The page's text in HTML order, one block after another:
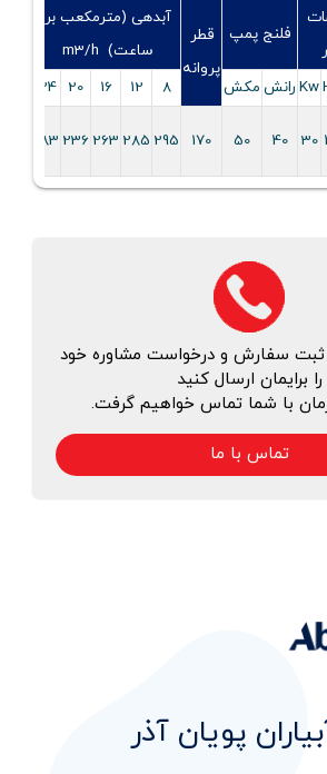
فلنج پمپ
قطر
پروانه
آبدهی (مترمکعب بر
ساعت) m3/h
Kw رانش مکش 8
12
16
20
24
30
40
50
170
295
285
263
236
183
ثبت سفارش و درخواست مشاوره خود
را برایمان ارسال کنید
با شما تماس خواهیم گرفت.
تماس با ما
پویان آذر